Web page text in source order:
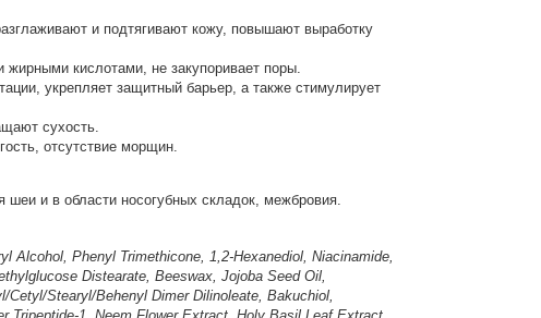
и подтягивают кожу, повышают выработку
жирными кислотами, не закупоривает поры.
укрепляет защитный барьер, а также стимулирует
сухость.
отсутствие морщин.
шеи и в области носогубных складок, межбровия.
Phenyl Trimethicone, 1,2-Hexanediol, Niacinamide,
Distearate, Beeswax, Jojoba Seed Oil,
Stearyl/Behenyl Dimer Dilinoleate, Bakuchiol,